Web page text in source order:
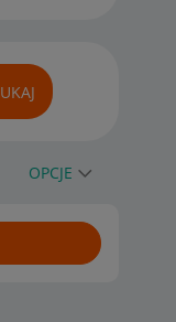
OPCJE